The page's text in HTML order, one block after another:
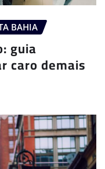
BAHIA
guia
caro demais